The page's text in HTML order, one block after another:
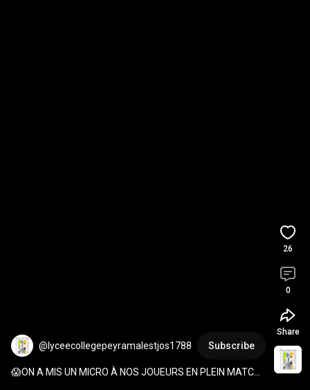
@lyceecollegepeyramalestjos1788 Subscribe
😱ON A MIS UN MICRO À NOS JOUEURS EN PLEIN MATCH
26
0
Share